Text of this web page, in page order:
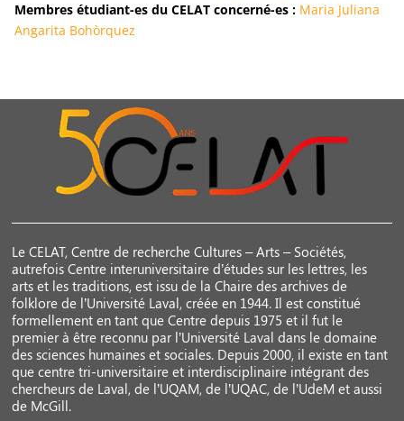
Membres étudiant-es du CELAT concerné-es : Maria Juliana
Angarita Bohòrquez
Le CELAT, Centre de recherche Cultures – Arts – Sociétés,
autrefois Centre interuniversitaire d’études sur les lettres, les
arts et les traditions, est issu de la Chaire des archives de
folklore de l’Université Laval, créée en 1944. Il est constitué
formellement en tant que Centre depuis 1975 et il fut le
premier à être reconnu par l’Université Laval dans le domaine
des sciences humaines et sociales. Depuis 2000, il existe en tant
que centre tri-universitaire et interdisciplinaire intégrant des
chercheurs de Laval, de l’UQAM, de l’UQAC, de l’UdeM et aussi
de McGill.